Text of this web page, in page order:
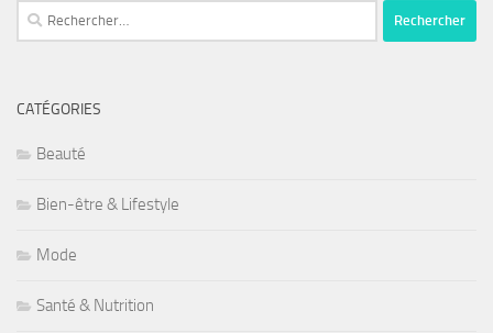
Rechercher :
CATÉGORIES
Beauté
Bien-être & Lifestyle
Mode
Santé & Nutrition